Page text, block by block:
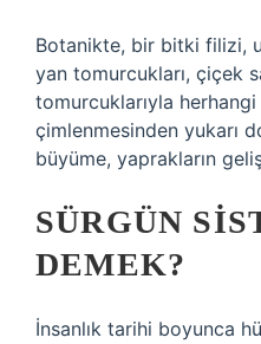
Botanikte, bir bitki filizi,
yan tomurcukları, çiçek
tomurcuklarıyla
çimlenmesinden yukarı
büyüme, yaprakların
SÜRGÜN
DEMEK?
İnsanlık tarihi boyunca